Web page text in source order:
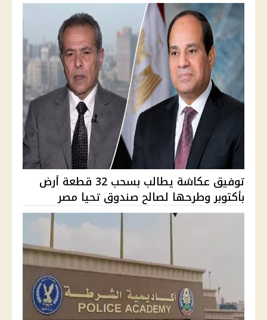
توفيق عكاشة يطالب بسحب 32 قطعة أرض
بأكتوبر وطرحها لصالح صندوق تحيا مصر